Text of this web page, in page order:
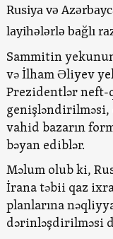
Rusiya və
layihələrlə bağlı
Sammitin
və İlham Əliyev
Prezidentlər neft-
vahid bazarın
bəyan ediblər.
Məlum olub ki,
İrana təbii qaz
planlarına
dərinləşdirilməsi